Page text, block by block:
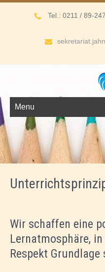
Tel.: 0211 / 89-
Menu
Wir schaffen eine
Lernatmosphäre,
Respekt Grundlage